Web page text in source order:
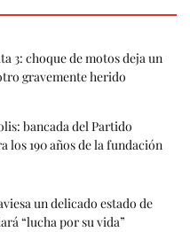
3: choque de motos deja un
gravemente herido
bancada del Partido
los 190 años de la fundación
un delicado estado de
“lucha por su vida”